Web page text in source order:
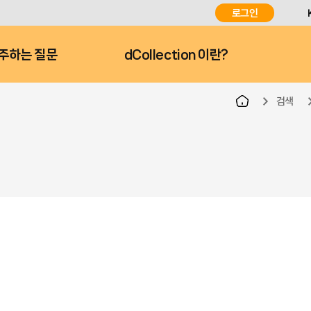
로그인
하는 질문 dCollection 이란?
검색